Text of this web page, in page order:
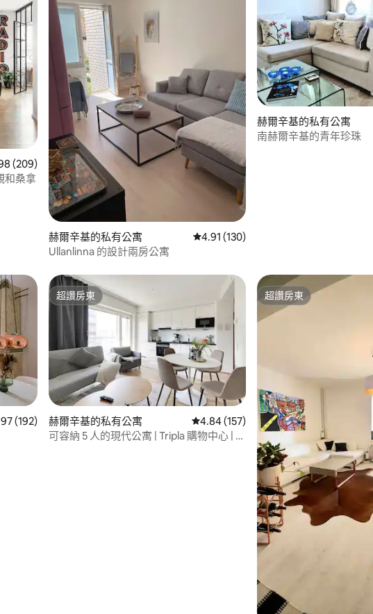
則評價中獲得 4.98 的平均評分（滿分 5 分）
(209)
和桑拿
赫爾辛基的私有公寓 從 130 則評價中獲得 4.91 的平均評分（
4.91 (130)
Ullanlinna 的設計兩房公寓
赫爾辛基的私有公寓
南赫爾辛基的青年珍珠
則評價中獲得 4.97 的平均評分（滿分 5 分）
(192)
超讚房東
超讚房東
赫爾辛基的私有公寓 從 157 則評價中獲得 4.84 的平均評分（
4.84 (157)
可容納 5 人的現代公寓 | Tripla 購物中心 | 赫
超讚房東
超讚房東